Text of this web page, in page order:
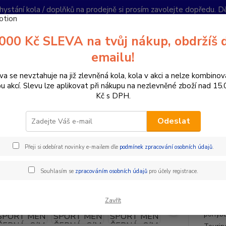
kola / doplňků na prodejně si prosím zavolejte dopředu.
Hledat
PO-
ERGON SEDLO SM
SEDLO SM SPORT MEN
Kč SLEVA na tvůj nákup, obdržíš
emailu!
se nevztahuje na již zlevněná kola, kola v akci a nelze
akcí. Slevu lze aplikovat při nákupu na nezlevněné zboží nad
Kč s DPH.
Odeslat
Přeji si odebírat novinky e-mailem dle podmínek zpracování osobních údajů.
Souhlasím se zpracováním osobních údajůpro účely registrace.
Zavřít